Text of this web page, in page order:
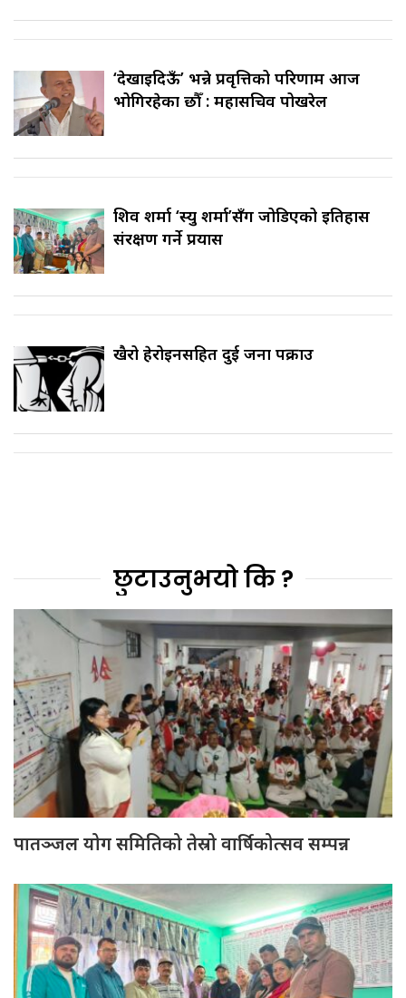
‘देखाइदिऊँ’ भन्ने प्रवृत्तिको परिणाम आज
भोगिरहेका छौँ : महासचिव पोखरेल
शिव शर्मा ‘स्यु शर्मा’सँग जोडिएको इतिहास
संरक्षण गर्ने प्रयास
खैरो हेरोइनसहित दुई जना पक्राउ
छुटाउनुभयो कि ?
पातञ्जल योग समितिको तेस्रो वार्षिकोत्सव सम्पन्न